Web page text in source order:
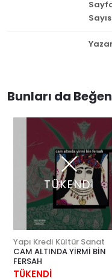
Yazar
Bunları da
TÜKENDİ
Yapı Kredi Kültür Sanat
CAM ALTINDA YİRMİ BİN
FERSAH
TÜKENDİ